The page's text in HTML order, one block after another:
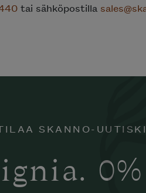
tai sähköpostilla
SKANNO-